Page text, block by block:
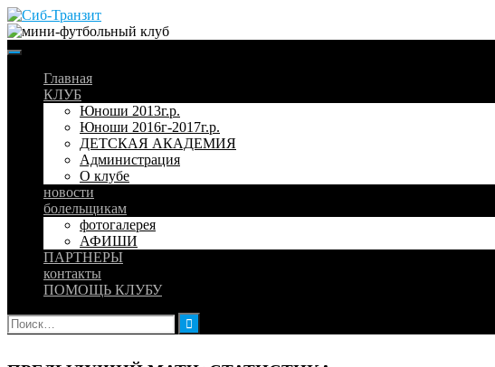
Skip
to
content
Главная
КЛУБ
Юноши 2013г.р.
Юноши 2016г-2017г.р.
ДЕТСКАЯ АКАДЕМИЯ
Администрация
О клубе
новости
болельщикам
фотогалерея
АФИШИ
ПАРТНЕРЫ
контакты
ПОМОЩЬ КЛУБУ
Найти: